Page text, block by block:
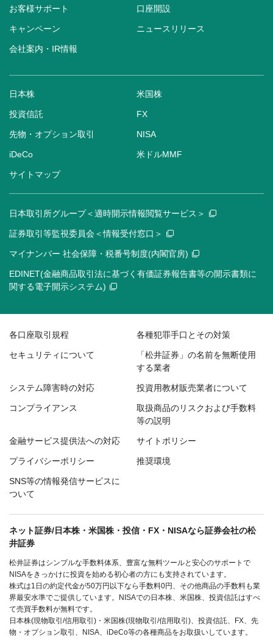
お客様サポート 口座開設
キャンペーン ニュースリリース
会社案内・IR情報
日本株 米国株
投資信託 FX
先物・オプション取引 NISA
iDeCo 米ドルMMF
サイトマップ
日本取引所グループ＜適時開示情報閲覧サービス＞
証券取引等監視委員会＜情報受付窓口＞
マイナンバー 社会保障・税番号制度(内閣官房)
EDINET(金融商品取引法に基づく有価証券報告書等の開示書類に
関する電子開示システム)
各口座取引規程 各種犯罪手口とその対策
セキュリティについて
「松井証券」の名前を無断使用
する業者
システム障害時の対応 投資用教材販売業者について
コンプライアンス
取扱商品のリスクおよび手数料
等の説明
金融サービス提供法への対応 サイトポリシー
プライバシーポリシー 推奨環境
SNS等の情報発信サービスに
ついて
ネット証券/日本株・米国株・投信・FX・NISAなら証券会社の松
井証券
松井証券はシンプルな手数料体系、豊富な無料ツールと安心のサポートで
NISAをきっかけに投資を始める初心者の方にも支持されています。
株式は1日の約定代金が50万円以下なら手数料0円、その他商品の手数料も業
界最安水準でご提供しています。NISAでの日本株、米国株、投資信託はすべ
て売買手数料が無料です。
日本株(現物取引/信用取引)・米国株(現物取引/信用取引)、投資信託、FX、先
物・オプション取引、NISA、iDeCo等の各種商品をお取扱いしています。